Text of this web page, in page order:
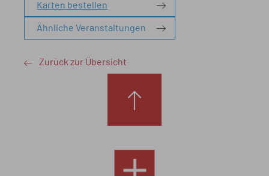
Karten bestellen
Ähnliche Veranstaltungen
Zurück zur Übersicht